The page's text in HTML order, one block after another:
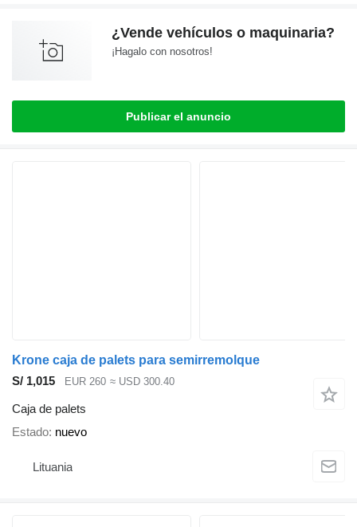
¿Vende vehículos o maquinaria?
¡Hagalo con nosotros!
Publicar el anuncio
Krone caja de palets para semirremolque
S/ 1,015
EUR 260 ≈ USD 300.40
Caja de palets
Estado nuevo
Lituania